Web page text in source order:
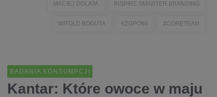
MACIEJ DOLATA INSPIRE SMARTER BRANDING
WITOLD BOGUTA KZGPOIW #CORETEAM
BADANIA KONSUMPCJI
Kantar: Które owoce w maju